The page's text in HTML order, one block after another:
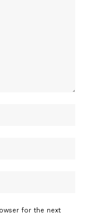
for the next